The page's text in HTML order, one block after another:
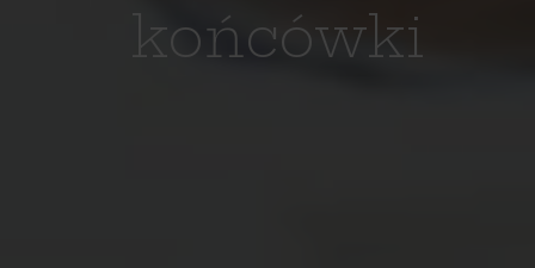
końcówki